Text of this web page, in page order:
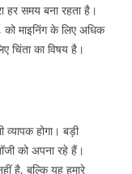
हर समय बना रहता है।
माइनिंग के लिए अधिक
चिंता का विषय है।
होगा। बड़ी
को अपना रहे हैं।
है, बल्कि यह हमारे